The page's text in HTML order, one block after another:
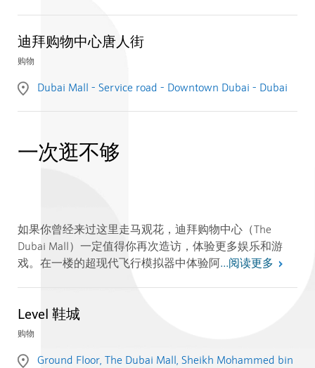
迪拜购物中心唐人街
购物
Dubai Mall - Service road - Downtown Dubai - Dubai
一次逛不够
如果你曾经来过这里走马观花，迪拜购物中心（The
Dubai Mall）一定值得你再次造访，体验更多娱乐和游
戏。在一楼的超现代飞行模拟器中体验阿...阅读更多
Level 鞋城
购物
Ground Floor, The Dubai Mall, Sheikh Mohammed bin